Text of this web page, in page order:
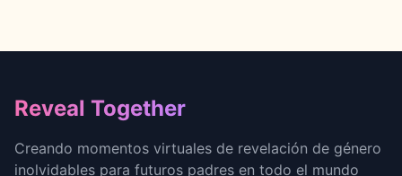
Footer
Reveal Together
Creando momentos virtuales de revelación de género
inolvidables para futuros padres en todo el mundo